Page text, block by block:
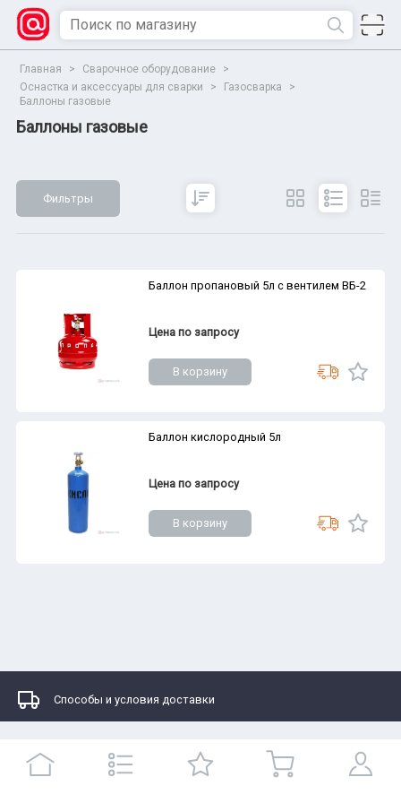
Главная > Сварочное оборудование
>
Оснастка и аксессуары для сварки
> Газосварка
>
Баллоны газовые
Баллоны газовые
Фильтры
Баллон пропановый 5л с вентилем ВБ-2
Цена по запросу
В корзину
Баллон кислородный 5л
Цена по запросу
В корзину
Способы и условия доставки